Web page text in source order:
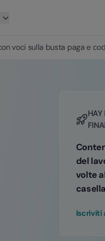
voci sulla busta paga e
HAY
del
volte
Iscriviti